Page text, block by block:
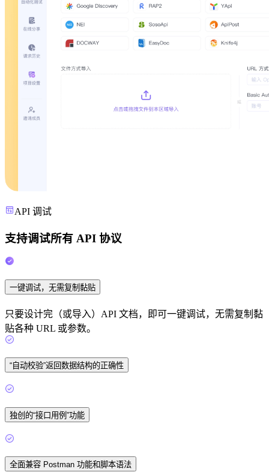
API 调试
支持调试所有 API 协议
一键调试，无需复制黏贴
只要设计完（或导入）API 文档，即可一键调试，无需复制黏
贴各种 URL 或参数。
“自动校验”返回数据结构的正确性
独创的“接口用例”功能
全面兼容 Postman 功能和脚本语法